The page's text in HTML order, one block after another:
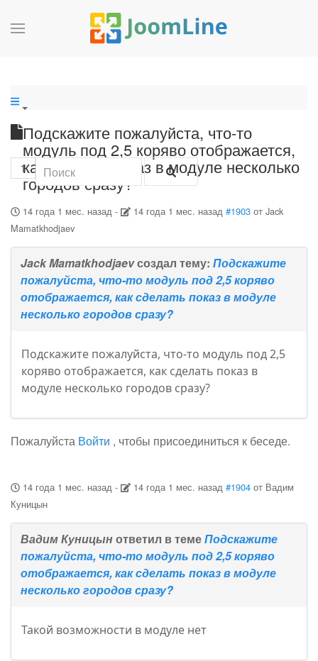
Подскажите пожалуйста, что-то
модуль под 2,5 коряво отображается,
как сделать показ в модуле несколько
городов сразу?
1
14 года 1 мес. назад- 14 года 1 мес. назад #1903 отJack
Mamatkhodjaev
Jack Mamatkhodjaevсоздал тему: Подскажите
пожалуйста, что-то модуль под 2,5 коряво
отображается, как сделать показ в модуле
несколько городов сразу?
Подскажите пожалуйста, что-то модуль под 2,5
коряво отображается, как сделать показ в
модуле несколько городов сразу?
Пожалуйста Войти , чтобы присоединиться к беседе.
14 года 1 мес. назад- 14 года 1 мес. назад #1904 от Вадим
Куницын
Вадим Куницынответил в темеПодскажите
пожалуйста, что-то модуль под 2,5 коряво
отображается, как сделать показ в модуле
несколько городов сразу?
Такой возможности в модуле нет